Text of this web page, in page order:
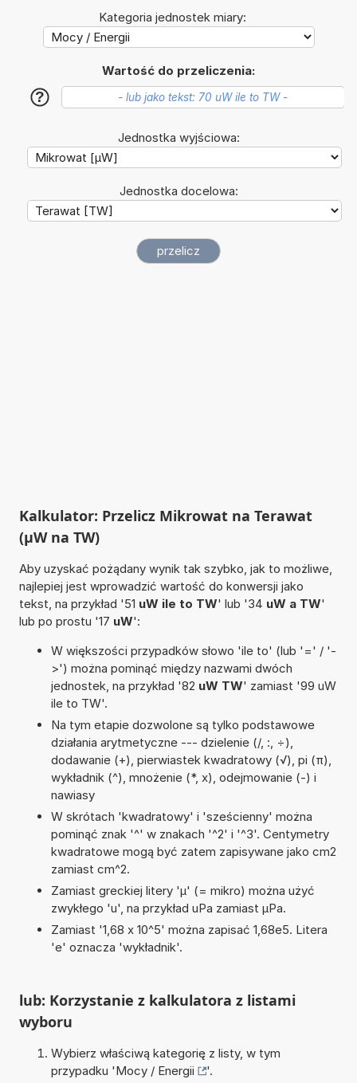
Kategoria jednostek miary:
Wartość do przeliczenia:
?
Jednostka wyjściowa:
Jednostka docelowa:
Kalkulator: Przelicz Mikrowat na Terawat
(µW na TW)
Aby uzyskać pożądany wynik tak szybko, jak to możliwe,
najlepiej jest wprowadzić wartość do konwersji jako
tekst, na przykład '51 uW ile to TW' lub '34 uW a TW'
lub po prostu '17 uW':
W większości przypadków słowo 'ile to' (lub '=' / '-
>') można pominąć między nazwami dwóch
jednostek, na przykład '82 uW TW' zamiast '99 uW
ile to TW'.
Na tym etapie dozwolone są tylko podstawowe
działania arytmetyczne --- dzielenie (/, :, ÷),
dodawanie (+), pierwiastek kwadratowy (√), pi (π),
wykładnik (^), mnożenie (*, x), odejmowanie (-) i
nawiasy
W skrótach 'kwadratowy' i 'sześcienny' można
pominąć znak '^' w znakach '^2' i '^3'. Centymetry
kwadratowe mogą być zatem zapisywane jako cm2
zamiast cm^2.
Zamiast greckiej litery 'µ' (= mikro) można użyć
zwykłego 'u', na przykład uPa zamiast µPa.
Zamiast '1,68 x 10^5' można zapisać 1,68e5. Litera
'e' oznacza 'wykładnik'.
lub: Korzystanie z kalkulatora z listami
wyboru
Wybierz właściwą kategorię z listy, w tym
przypadku 'Mocy / Energii
'.